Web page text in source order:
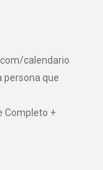
calendario
persona que
Completo +